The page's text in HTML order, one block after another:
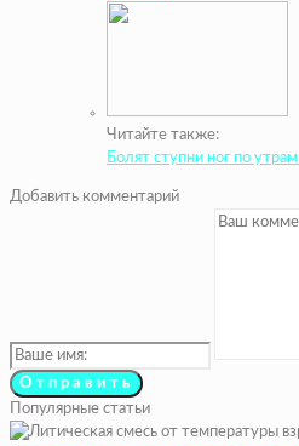
Читайте также:
Болят ступни ног по
Добавить комментарий
Популярные статьи